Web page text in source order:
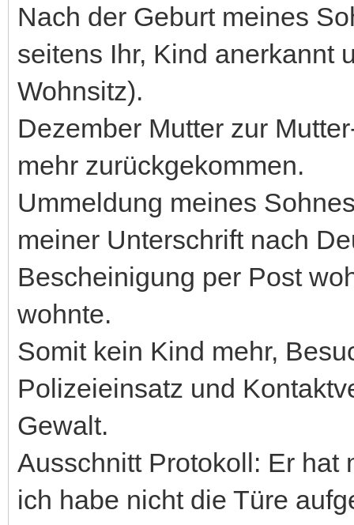
Nach der Geburt meines
seitens Ihr, Kind anerkannt
Wohnsitz).
Dezember Mutter zur
mehr zurückgekommen.
Ummeldung meines
meiner Unterschrift nach
Bescheinigung per Post
wohnte.
Somit kein Kind mehr,
Polizeieinsatz und
Gewalt.
Ausschnitt Protokoll: Er hat
ich habe nicht die Türe